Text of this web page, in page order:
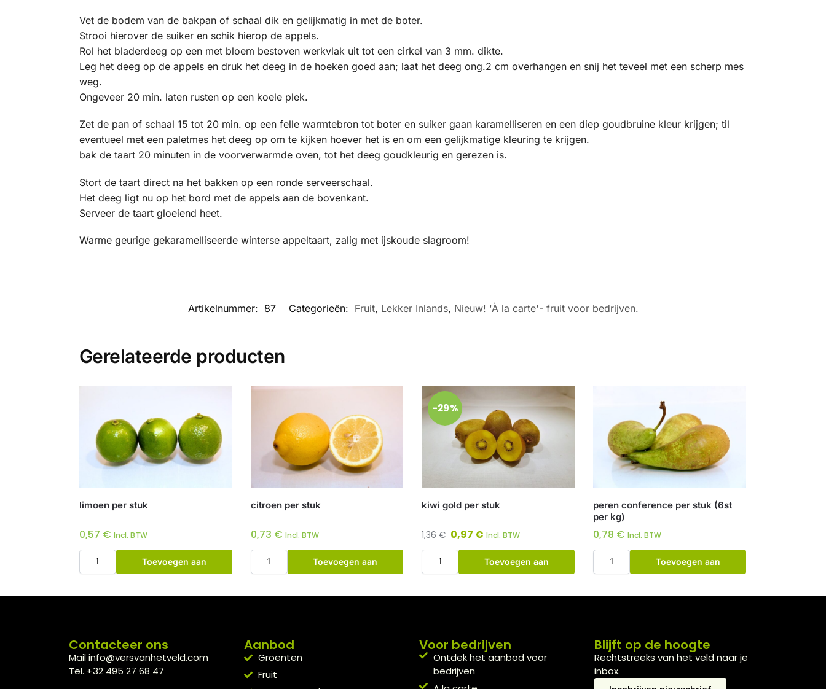
Vet de bodem van de bakpan of schaal dik en gelijkmatig in met de boter.
Strooi hierover de suiker en schik hierop de appels.
Rol het bladerdeeg op een met bloem bestoven werkvlak uit tot een cirkel van 3 mm. dikte.
Leg het deeg op de appels en druk het deeg in de hoeken goed aan; laat het deeg ong.2 cm overhangen en snij het teveel met een scherp mes
weg.
Ongeveer 20 min. laten rusten op een koele plek.
Zet de pan of schaal 15 tot 20 min. op een felle warmtebron tot boter en suiker gaan karamelliseren en een diep goudbruine kleur krijgen; til
eventueel met een paletmes het deeg op om te kijken hoever het is en om een gelijkmatige kleuring te krijgen.
bak de taart 20 minuten in de voorverwarmde oven, tot het deeg goudkleurig en gerezen is.
Stort de taart direct na het bakken op een ronde serveerschaal.
Het deeg ligt nu op het bord met de appels aan de bovenkant.
Serveer de taart gloeiend heet.
Warme geurige gekaramelliseerde winterse appeltaart, zalig met ijskoude slagroom!
Artikelnummer: 87 Categorieën: Fruit, Lekker Inlands, Nieuw! 'À la carte'- fruit voor bedrijven.
Gerelateerde producten
limoen per stuk
0,57 € Incl. BTW
Toevoegen aan
citroen per stuk
0,73 € Incl. BTW
Toevoegen aan
-29%
kiwi gold per stuk
1,36€ 0,97 € Incl. BTW
Toevoegen aan
peren conference per stuk (6st
per kg)
0,78 € Incl. BTW
Toevoegen aan
Contacteer ons
Mail info@versvanhetveld.com
Tel. +32 495 27 68 47
Aanbod
Groenten
Fruit
Voor bedrijven
Ontdek het aanbod voor
bedrijven
Blijft op de hoogte
Rechtstreeks van het veld naar je
inbox.